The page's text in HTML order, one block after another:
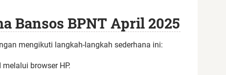
Bansos BPNT April 2025
mengikuti langkah-langkah sederhana ini:
browser HP.